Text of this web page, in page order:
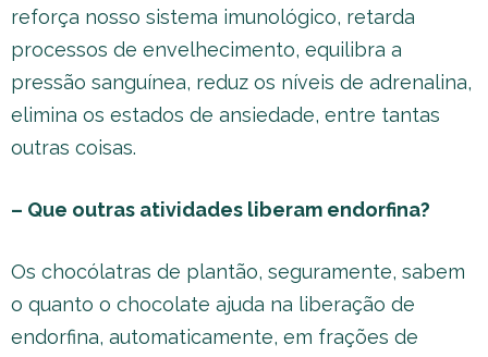
reforça nosso sistema imunológico, retarda
processos de envelhecimento, equilibra a
pressão sanguínea, reduz os níveis de adrenalina,
elimina os estados de ansiedade, entre tantas
outras coisas.
– Que outras atividades liberam endorfina?
Os chocólatras de plantão, seguramente, sabem
o quanto o chocolate ajuda na liberação de
endorfina, automaticamente, em frações de